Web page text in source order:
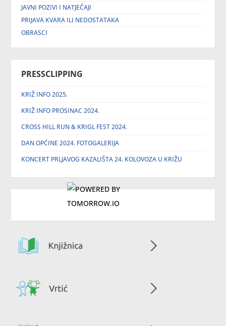
JAVNI POZIVI I NATJEČAJI
PRIJAVA KVARA ILI NEDOSTATAKA
OBRASCI
PRESSCLIPPING
KRIŽ INFO 2025.
KRIŽ INFO PROSINAC 2024.
CROSS HILL RUN & KRIGL FEST 2024.
DAN OPĆINE 2024. FOTOGALERIJA
KONCERT PRLJAVOG KAZALIŠTA 24. KOLOVOZA U KRIŽU